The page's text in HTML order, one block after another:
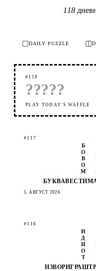
118
DAILY PUZZLE
#118
?????
PLAY TODAY'S WAFFLE
#117
Б
О
В
О
М
БУКВАВЕСТИ
5. АВГУСТ 2026.
#116
И
Д
И
О
Т
ИЗВОРИГРАШ